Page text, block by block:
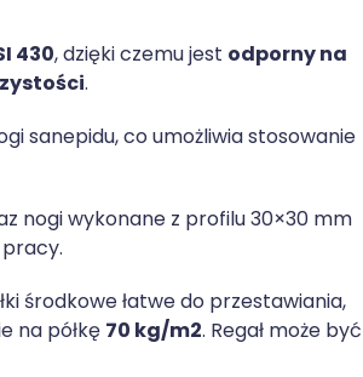
430, dzięki czemu jest odporny na
.
sanepidu, co umożliwia stosowanie
nogi wykonane z profilu 30×30 mm
środkowe łatwe do przestawiania,
na półkę 70 kg/m2. Regał może być